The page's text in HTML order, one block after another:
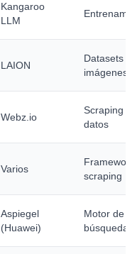
Kangaroo
LLM
LAION
Datasets de
imágenes
Webz.io
Scraping de
datos
Varios
Framework
scraping
Aspiegel
(Huawei)
Motor de
búsqueda